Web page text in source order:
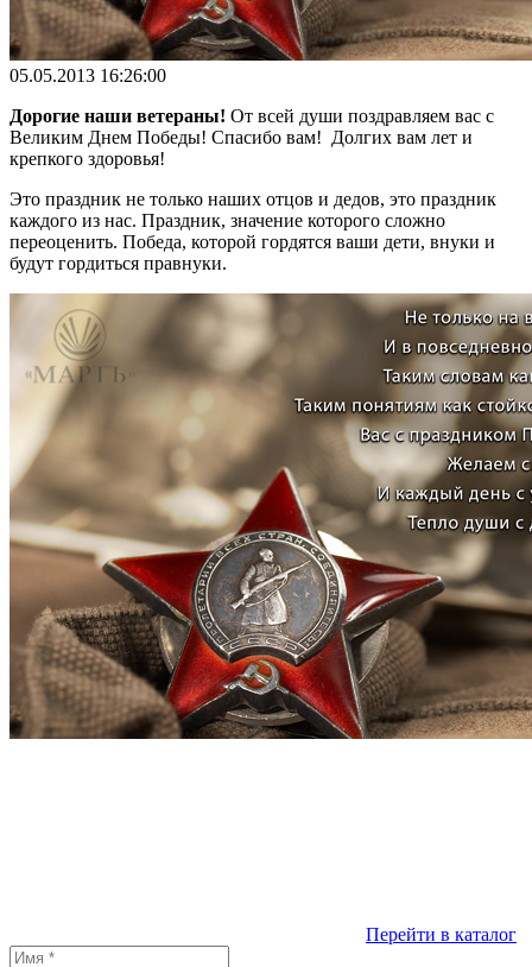
05.05.2013 16:26:00
Дорогие наши ветераны! От всей души поздравляем вас с
Великим Днем Победы! Спасибо вам! Долгих вам лет и
крепкого здоровья!
Это праздник не только наших отцов и дедов, это праздник
каждого из нас. Праздник, значение которого сложно
переоценить. Победа, которой гордятся ваши дети, внуки и
будут гордиться правнуки.
Перейти в каталог